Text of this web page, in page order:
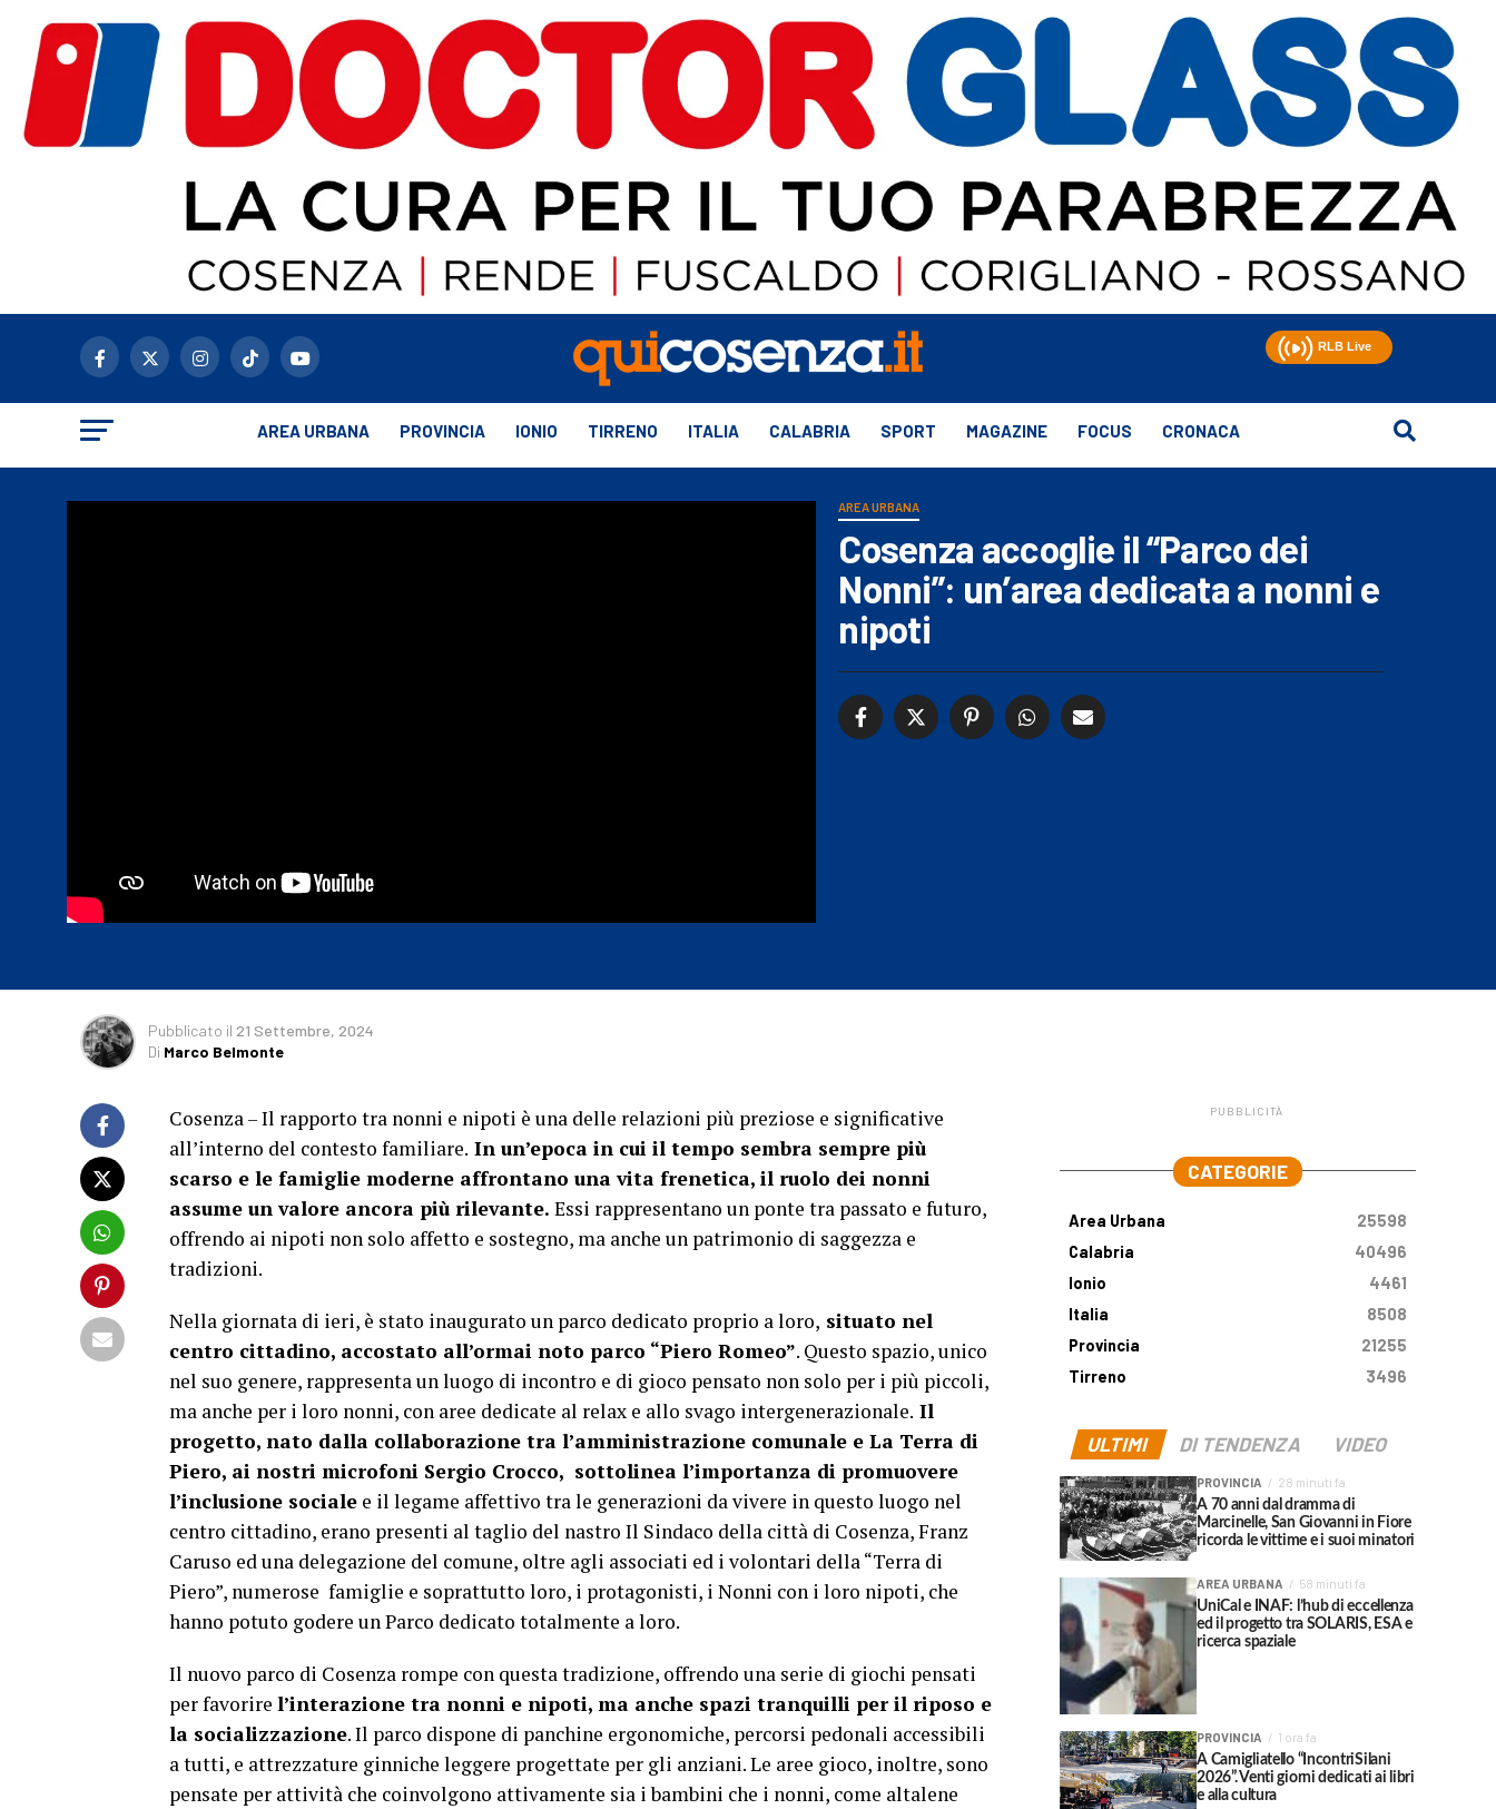
AREA URBANA PROVINCIA IONIO TIRRENO ITALIA CALABRIA SPORT MAGAZINE FOCUS CRONACA
AREA URBANA
Cosenza accoglie il “Parco dei
Nonni”: un’area dedicata a nonni e
nipoti
Pubblicato il 21 Settembre, 2024
Di Marco Belmonte
Cosenza – Il rapporto tra nonni e nipoti è una delle relazioni più preziose e significative
all’interno del contesto familiare. In un’epoca in cui il tempo sembra sempre più
scarso e le famiglie moderne affrontano una vita frenetica, il ruolo dei nonni
assume un valore ancora più rilevante. Essi rappresentano un ponte tra passato e futuro,
offrendo ai nipoti non solo affetto e sostegno, ma anche un patrimonio di saggezza e
tradizioni.
Nella giornata di ieri, è stato inaugurato un parco dedicato proprio a loro, situato nel
centro cittadino, accostato all’ormai noto parco “Piero Romeo”. Questo spazio, unico
nel suo genere, rappresenta un luogo di incontro e di gioco pensato non solo per i più piccoli,
ma anche per i loro nonni, con aree dedicate al relax e allo svago intergenerazionale. Il
progetto, nato dalla collaborazione tra l’amministrazione comunale e La Terra di
Piero, ai nostri microfoni Sergio Crocco, sottolinea l’importanza di promuovere
l’inclusione sociale e il legame affettivo tra le generazioni da vivere in questo luogo nel
centro cittadino, erano presenti al taglio del nastro Il Sindaco della città di Cosenza, Franz
Caruso ed una delegazione del comune, oltre agli associati ed i volontari della “Terra di
Piero”, numerose famiglie e soprattutto loro, i protagonisti, i Nonni con i loro nipoti, che
hanno potuto godere un Parco dedicato totalmente a loro.
Il nuovo parco di Cosenza rompe con questa tradizione, offrendo una serie di giochi pensati
per favorire l’interazione tra nonni e nipoti, ma anche spazi tranquilli per il riposo e
la socializzazione. Il parco dispone di panchine ergonomiche, percorsi pedonali accessibili
a tutti, e attrezzature ginniche leggere progettate per gli anziani. Le aree gioco, inoltre, sono
pensate per attività che coinvolgono attivamente sia i bambini che i nonni, come altalene
PUBBLICITÀ
CATEGORIE
Area Urbana
25598
Calabria
40496
Ionio
4461
Italia
8508
Provincia
21255
Tirreno
3496
ULTIMI DI TENDENZA VIDEO
PROVINCIA 28 minuti fa
A 70 anni dal dramma di
Marcinelle, San Giovanni in Fiore
ricorda le vittime e i suoi minatori
AREA URBANA 58 minuti fa
UniCal e INAF: l’hub di eccellenza
ed il progetto tra SOLARIS, ESA e
ricerca spaziale
PROVINCIA 1 ora fa
A Camigliatello “IncontriSilani
2026”. Venti giorni dedicati ai libri
e alla cultura